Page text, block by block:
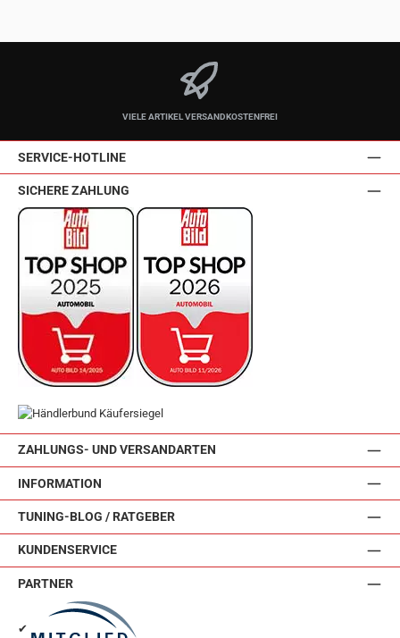
VIELE ARTIKEL VERSANDKOSTENFREI
SERVICE-HOTLINE
ZAHLUNGS- UND VERSANDARTEN
INFORMATION
TUNING-BLOG / RATGEBER
KUNDENSERVICE
SICHERE ZAHLUNG
PARTNER
✔